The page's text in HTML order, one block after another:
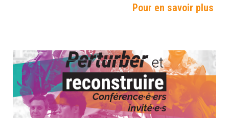
Pour en savoir plus